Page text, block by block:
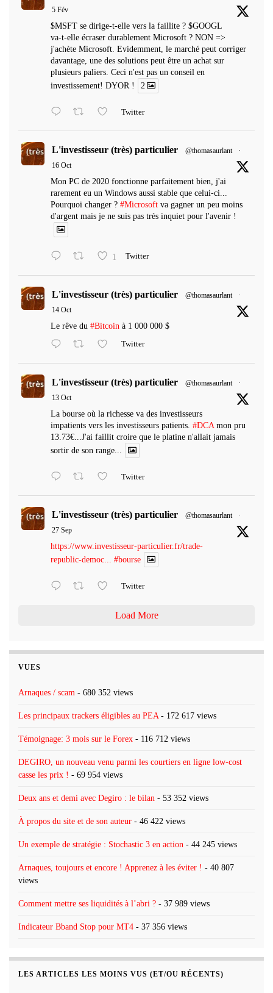
5 Fév
$MSFT se dirige-t-elle vers la faillite ? $GOOGL
va-t-elle écraser durablement Microsoft ? NON =>
j'achète Microsoft. Evidemment, le marché peut corriger
davantage, une des solutions peut être un achat sur
plusieurs paliers. Ceci n'est pas un conseil en
investissement! DYOR !
2
Twitter
L'investisseur (très) particulier @thomasaurlant
·
16 Oct
Mon PC de 2020 fonctionne parfaitement bien, j'ai
rarement eu un Windows aussi stable que celui-ci...
Pourquoi changer ? #Microsoft va gagner un peu moins
d'argent mais je ne suis pas très inquiet pour l'avenir !
1 Twitter
L'investisseur (très) particulier @thomasaurlant
·
14 Oct
Le rêve du #Bitcoin à 1 000 000 $
Twitter
L'investisseur (très) particulier @thomasaurlant
·
13 Oct
La bourse où la richesse va des investisseurs
impatients vers les investisseurs patients. #DCA mon pru
13.73€...J'ai faillit croire que le platine n'allait jamais
sortir de son range...
Twitter
L'investisseur (très) particulier @thomasaurlant
·
27 Sep
https://www.investisseur-particulier.fr/trade-
republic-democ... #bourse
Twitter
Load More
VUES
Arnaques / scam - 680 352 views
Les principaux trackers éligibles au PEA - 172 617 views
Témoignage: 3 mois sur le Forex - 116 712 views
DEGIRO, un nouveau venu parmi les courtiers en ligne low-cost
casse les prix ! - 69 954 views
Deux ans et demi avec Degiro : le bilan - 53 352 views
À propos du site et de son auteur - 46 422 views
Un exemple de stratégie : Stochastic 3 en action - 44 245 views
Arnaques, toujours et encore ! Apprenez à les éviter ! - 40 807
views
Comment mettre ses liquidités à l’abri ? - 37 989 views
Indicateur Bband Stop pour MT4 - 37 356 views
LES ARTICLES LES MOINS VUS (ET/OU RÉCENTS)